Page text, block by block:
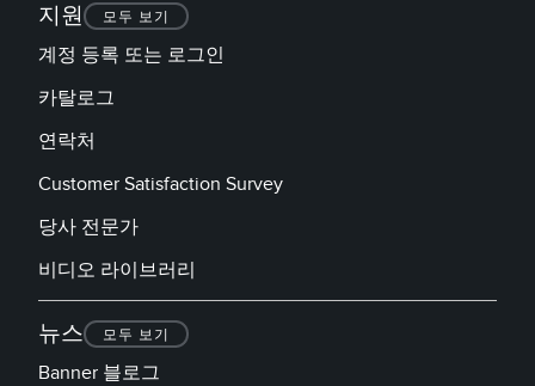
지원 모두 보기
계정 등록 또는 로그인
카탈로그
연락처
Customer Satisfaction Survey
당사 전문가
비디오 라이브러리
뉴스 모두 보기
Banner 블로그